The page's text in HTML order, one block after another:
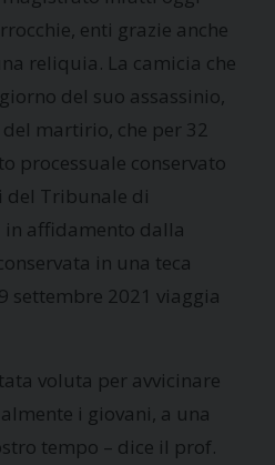
enti grazie anche
reliquia. La camicia che
del suo assassinio,
martirio, che per 32
processuale conservato
Tribunale di
in affidamento dalla
in una teca
settembre 2021 viaggia
voluta per avvicinare
i giovani, a una
tempo – dice il prof.